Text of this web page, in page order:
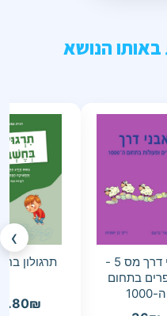
באותו הנושא
אבני דרך מס 5 -
בתחום
ה-1000
תרגולון
₪
›